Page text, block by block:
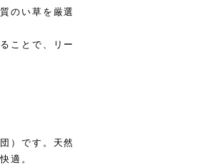
のい草を厳選
ことで、リー
）です。天然
適。